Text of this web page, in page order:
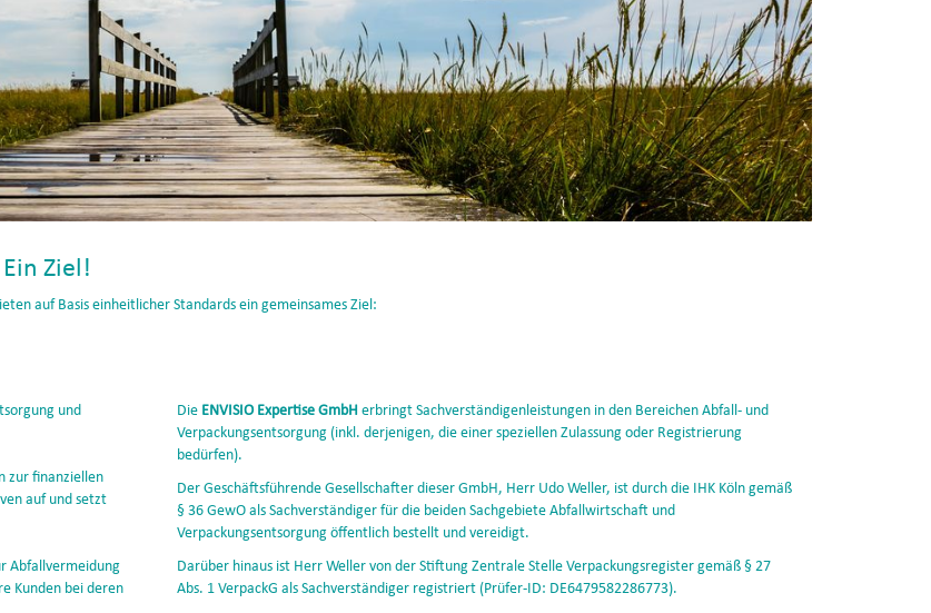
Ziel!
auf Basis einheitlicher Standards ein gemeinsames Ziel:
und
zur finanziellen
auf und setzt
Abfallvermeidung
Kunden bei deren
Die ENVISIO Expertise GmbH erbringt Sachverständigenleistungen in den Bereichen Abfall- und
Verpackungsentsorgung (inkl. derjenigen, die einer speziellen Zulassung oder Registrierung
bedürfen).
Der Geschäftsführende Gesellschafter dieser GmbH, Herr Udo Weller, ist durch die IHK Köln gemäß
§ 36 GewO als Sachverständiger für die beiden Sachgebiete Abfallwirtschaft und
Verpackungsentsorgung öffentlich bestellt und vereidigt.
Darüber hinaus ist Herr Weller von der Stiftung Zentrale Stelle Verpackungsregister gemäß § 27
Abs. 1 VerpackG als Sachverständiger registriert (Prüfer-ID: DE6479582286773).